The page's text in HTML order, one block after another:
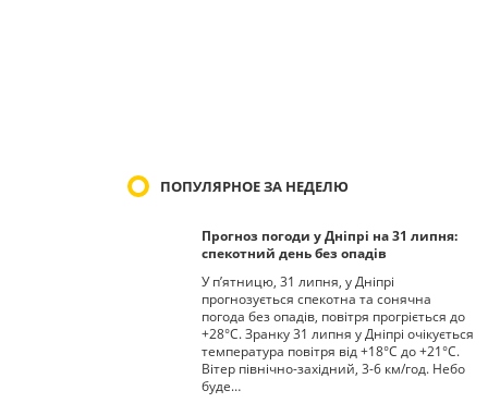
ПОПУЛЯРНОЕ ЗА НЕДЕЛЮ
Прогноз погоди у Дніпрі на 31 липня:
спекотний день без опадів
У п’ятницю, 31 липня, у Дніпрі
прогнозується спекотна та сонячна
погода без опадів, повітря прогріється до
+28°С. Зранку 31 липня у Дніпрі очікується
температура повітря від +18°С до +21°С.
Вітер північно-західний, 3-6 км/год. Небо
буде…